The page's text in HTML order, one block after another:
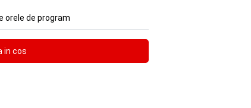
orele de program